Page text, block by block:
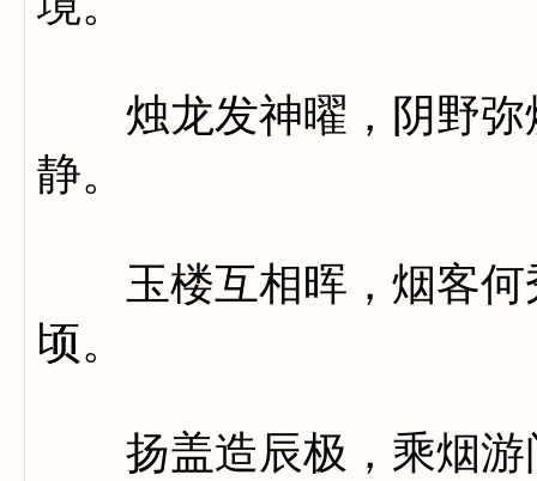
烛龙发神曜，阴野弥
静。
玉楼互相晖，烟客何
顷。
扬盖造辰极，乘烟游